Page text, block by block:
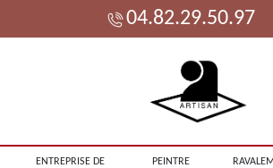
04.82.29.50.97
ENTREPRISE DE
PEINTRE